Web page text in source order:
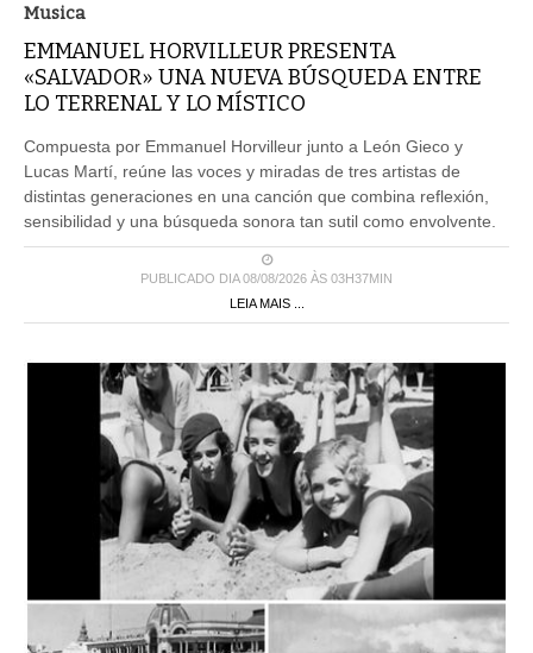
Musica
EMMANUEL HORVILLEUR PRESENTA
«SALVADOR» UNA NUEVA BÚSQUEDA ENTRE
LO TERRENAL Y LO MÍSTICO
Compuesta por Emmanuel Horvilleur junto a León Gieco y
Lucas Martí, reúne las voces y miradas de tres artistas de
distintas generaciones en una canción que combina reflexión,
sensibilidad y una búsqueda sonora tan sutil como envolvente.
PUBLICADO DIA 08/08/2026 ÀS 03H37MIN
LEIA MAIS ...